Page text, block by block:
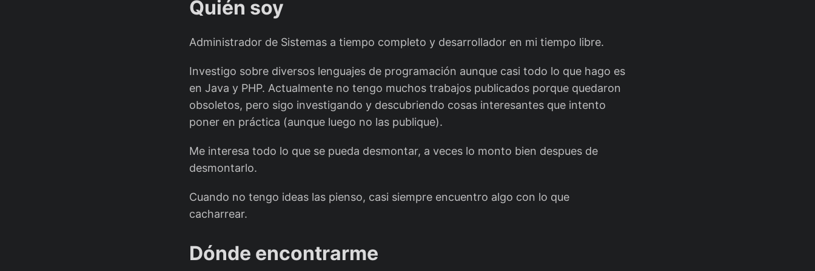
Quién soy
Administrador de Sistemas a tiempo completo y desarrollador en mi tiempo libre.
Investigo sobre diversos lenguajes de programación aunque casi todo lo que hago es
en Java y PHP. Actualmente no tengo muchos trabajos publicados porque quedaron
obsoletos, pero sigo investigando y descubriendo cosas interesantes que intento
poner en práctica (aunque luego no las publique).
Me interesa todo lo que se pueda desmontar, a veces lo monto bien despues de
desmontarlo.
Cuando no tengo ideas las pienso, casi siempre encuentro algo con lo que
cacharrear.
Dónde encontrarme